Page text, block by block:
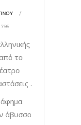
795
το
.
άβυσσο